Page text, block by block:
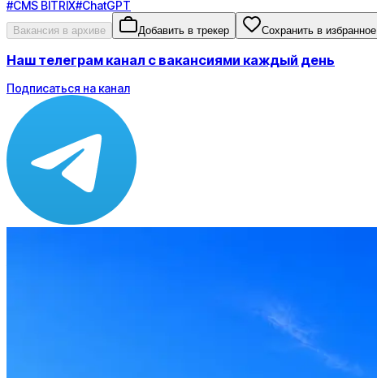
#CMS BITRIX#ChatGPT
Вакансия в архиве Добавить в трекер Сохранить в избранное
Наш телеграм канал с вакансиями каждый день
Подписаться на канал